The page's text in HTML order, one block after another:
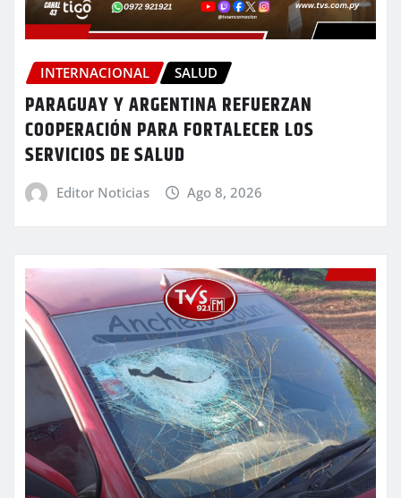
INTERNACIONAL SALUD
PARAGUAY Y ARGENTINA REFUERZAN
COOPERACIÓN PARA FORTALECER LOS
SERVICIOS DE SALUD
Editor Noticias Ago 8, 2026